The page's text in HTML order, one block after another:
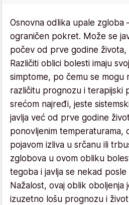
Osnovna odlika upale zgloba
ograničen pokret. Može se
počev od prve godine života,
Različiti oblici bolesti imaju
simptome, po čemu se mogu
različitu prognozu i terapijski
srećom najređi, jeste
javlja već od prve godine
ponovljenim temperaturama,
pojavom izliva u srčanu ili
zglobova u ovom obliku
tegoba i javlja se nekad
Nažalost, ovaj oblik oboljenja
izuzetno lošu prognozu i